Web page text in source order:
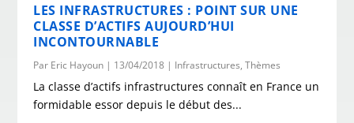
LES INFRASTRUCTURES : POINT SUR UNE
CLASSE D’ACTIFS AUJOURD’HUI
INCONTOURNABLE
Par Eric Hayoun | 13/04/2018 | Infrastructures,Thèmes
La classe d’actifs infrastructures connaît en France un
formidable essor depuis le début des...